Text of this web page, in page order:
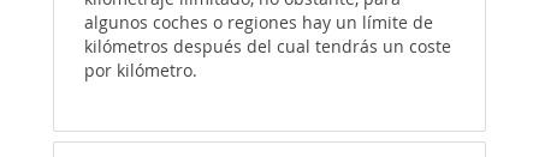
algunos coches o regiones hay un límite de
kilómetros después del cual tendrás un coste
por kilómetro.